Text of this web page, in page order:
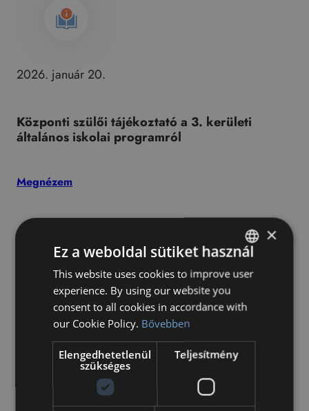
2026. január 20.
Központi szülői tájékoztató a 3. kerületi
általános iskolai programról
Megnézem
Gyakran ismételt
kérdések
HUNGARIAN
ENGLISH
×
Ez a weboldal sütiket használ
This website uses cookies to improve user
experience. By using our website you
consent to all cookies in accordance with
our Cookie Policy. Bővebben
Elengedhetetlenül
szükséges
Teljesítmény